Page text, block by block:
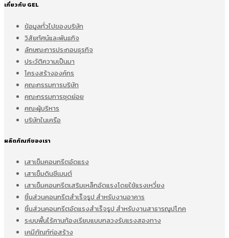
เกี่ยวกับ GEL
ข้อมูลทั่วไปของบริษัท
วิสัยทัศน์และพันธกิจ
ลักษณะการประกอบธุรกิจ
ประวัติความเป็นมา
โครงสร้างองค์กร
คณะกรรมการบริษัท
คณะกรรมการชุดย่อย
คณะผู้บริหาร
บริษัทในเครือ
ผลิตภัณฑ์ของเรา
เสาเข็มคอนกรีตอัดแรง
เสาเข็มดินซีเมนต์
เสาเข็มคอนกรีตเสริมเหล็กอัดแรงโดยใช้แรงเหวี่ยง
ชิ้นส่วนคอนกรีตสำเร็จรูป สำหรับงานอาคาร
ชิ้นส่วนคอนกรีตอัดแรงสำเร็จรูป สำหรับงานสาธารณูปโภค
ระบบพื้นไร้คานท้องเรียบแบบกลวงรับแรงสองทาง
เคมีภัณฑ์ก่อสร้าง